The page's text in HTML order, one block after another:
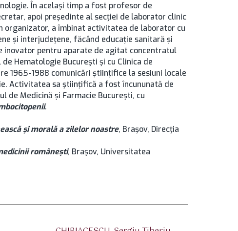
În acelaşi timp a fost profesor de
apoi preşedinte al secţiei de laborator clinic
organizator, a îmbinat activitatea de laborator cu
şi interjudeţene, făcând educaţie sanitară şi
inovator pentru aparate de agitat concentratul
Hematologie București şi cu Clinica de
1965-1988 comunicări ştiinţifice la sesiuni locale
Activitatea sa ştiinţifică a fost încununată de
de Medicină şi Farmacie București, cu
.
şi morală a zilelor noastre, Brașov, Direcţia
româneşti, Brașov, Universitatea